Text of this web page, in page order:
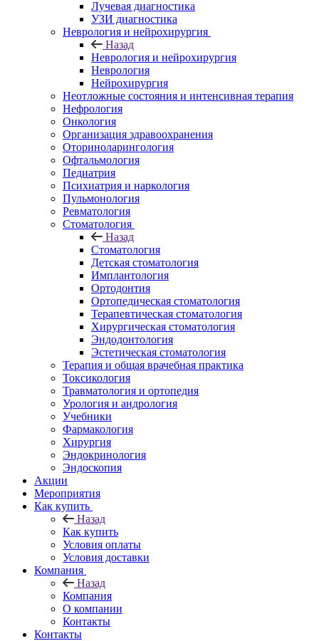
Лучевая диагностика
УЗИ диагностика
Неврология и нейрохирургия
Назад
Неврология и нейрохирургия
Неврология
Нейрохирургия
Неотложные состояния и интенсивная терапия
Нефрология
Онкология
Организация здравоохранения
Оториноларингология
Офтальмология
Педиатрия
Психиатрия и наркология
Пульмонология
Ревматология
Стоматология
Назад
Стоматология
Детская стоматология
Имплантология
Ортодонтия
Ортопедическая стоматология
Терапевтическая стоматология
Хирургическая стоматология
Эндодонтология
Эстетическая стоматология
Терапия и общая врачебная практика
Токсикология
Травматология и ортопедия
Урология и андрология
Учебники
Фармакология
Хирургия
Эндокринология
Эндоскопия
Акции
Мероприятия
Как купить
Назад
Как купить
Условия оплаты
Условия доставки
Компания
Назад
Компания
О компании
Контакты
Контакты